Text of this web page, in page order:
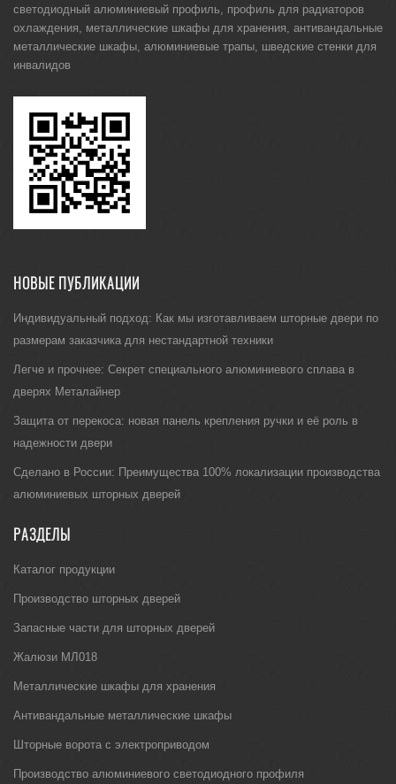
светодиодный алюминиевый профиль
профиль для радиаторов
охлаждения
металлические шкафы для хранения антивандальные
металлические шкафы алюминиевые трапы шведские стенки для
инвалидов
НОВЫЕ ПУБЛИКАЦИИ
Индивидуальный подход: Как мы изготавливаем шторные двери по
размерам заказчика для нестандартной техники
Легче и прочнее: Секрет специального алюминиевого сплава в
дверях Металайнер
Защита от перекоса: новая панель крепления ручки и её роль в
надежности двери
Сделано в России: Преимущества 100% локализации производства
алюминиевых шторных дверей
РАЗДЕЛЫ
Каталог продукции
Производство шторных дверей
Запасные части для шторных дверей
Жалюзи МЛ018
Металлические шкафы для хранения
Антивандальные металлические шкафы
Шторные ворота с электроприводом
Производство алюминиевого светодиодного профиля